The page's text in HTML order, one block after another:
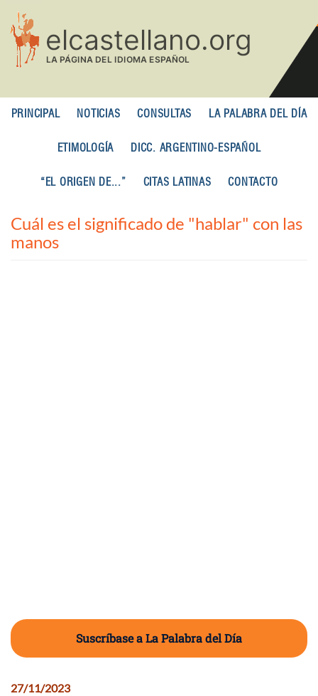
contenido
principal
PRINCIPAL NOTICIAS CONSULTAS LA PALABRA DEL DÍA
ETIMOLOGÍA DICC. ARGENTINO-ESPAÑOL
“EL ORIGEN DE...” CITAS LATINAS CONTACTO
Cuál es el significado de "hablar" con las
manos
Suscríbase a La Palabra del Día
27/11/2023